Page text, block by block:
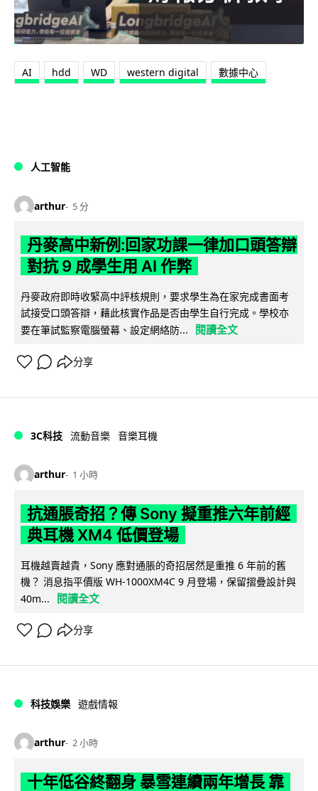
AI hdd WD western digital 數據中心
人工智能
arthur 5 分
丹麥高中新例:回家功課一律加口頭答辯
對抗 9 成學生用 AI 作弊
丹麥政府即時收緊高中評核規則，要求學生為在家完成書面考
試接受口頭答辯，藉此核實作品是否由學生自行完成。學校亦
要在筆試監察電腦螢幕、設定網絡防...
閱讀全文
分享
3C科技 流動音樂 音樂耳機
arthur 1 小時
抗通脹奇招？傳 Sony 擬重推六年前經
典耳機 XM4 低價登場
耳機越賣越貴，Sony 應對通脹的奇招居然是重推 6 年前的舊
機？ 消息指平價版 WH-1000XM4C 9 月登場，保留摺疊設計與
40m...
閱讀全文
分享
科技娛樂 遊戲情報
arthur 2 小時
十年低谷終翻身 暴雪連續兩年增長 靠